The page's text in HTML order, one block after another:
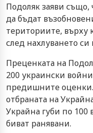
Подоляк заяви
да бъдат
териториите, върху
след нахлуването
Преценката на
200 украински
предишните
отбраната на
Украйна губи по
биват ранявани.